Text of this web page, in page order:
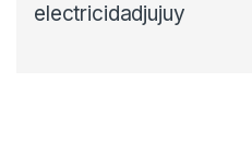
electricidadjujuy